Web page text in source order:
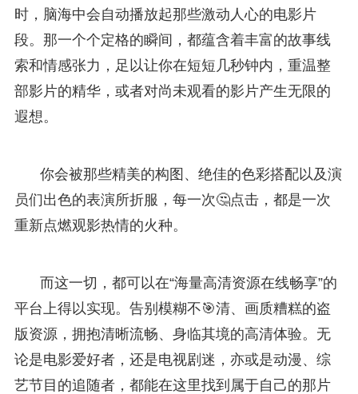
时，脑海中会自动播放起那些激动人心的电影片
段。那一个个定格的瞬间，都蕴含着丰富的故事线
索和情感张力，足以让你在短短几秒钟内，重温整
部影片的精华，或者对尚未观看的影片产生无限的
遐想。
你会被那些精美的构图、绝佳的色彩搭配以及演
员们出色的表演所折服，每一次🤔点击，都是一次
重新点燃观影热情的火种。
而这一切，都可以在“海量高清资源在线畅享”的
平台上得以实现。告别模糊不🎯清、画质糟糕的盗
版资源，拥抱清晰流畅、身临其境的高清体验。无
论是电影爱好者，还是电视剧迷，亦或是动漫、综
艺节目的追随者，都能在这里找到属于自己的那片